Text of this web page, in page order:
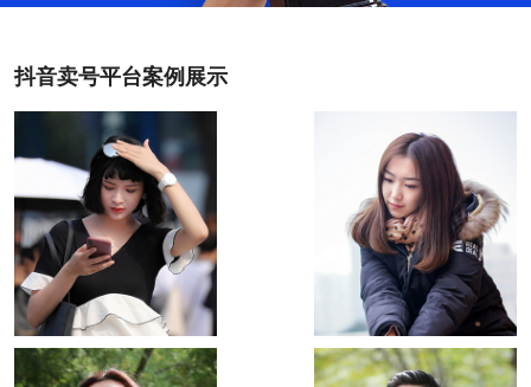
抖音卖号平台案例展示